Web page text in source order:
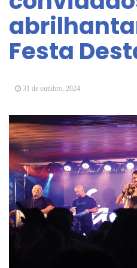
Arujá promove 2º encontro da
Conhecimento em Bem-Estar
dos Ipês
Arujá terá novo posto para
TOP
Festa
31 de outubro, 2024